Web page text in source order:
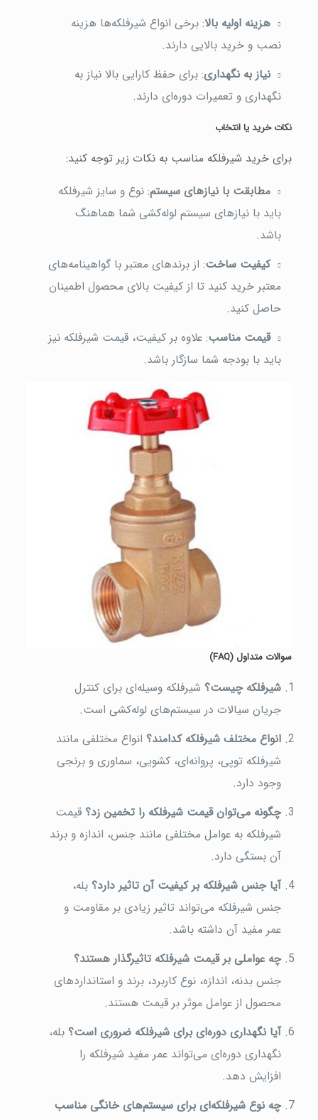
هزینه اولیه بالا: برخی انواع شیرفلکه‌ها هزینه
نصب و خرید بالایی دارند.
نیاز به نگهداری: برای حفظ کارایی بالا نیاز به
نگهداری و تعمیرات دوره‌ای دارند.
نکات خرید یا انتخاب
برای خرید شیرفلکه مناسب به نکات زیر توجه کنید:
مطابقت با نیازهای سیستم: نوع و سایز شیرفلکه
باید با نیازهای سیستم لوله‌کشی شما هماهنگ
باشد.
کیفیت ساخت: از برندهای معتبر با گواهینامه‌های
معتبر خرید کنید تا از کیفیت بالای محصول اطمینان
حاصل کنید.
قیمت مناسب: علاوه بر کیفیت، قیمت شیرفلکه نیز
باید با بودجه شما سازگار باشد.
سوالات متداول (FAQ)
شیرفلکه چیست؟شیرفلکه وسیله‌ای برای کنترل
جریان سیالات در سیستم‌های لوله‌کشی است.
انواع مختلف شیرفلکه کدامند؟انواع مختلفی مانند
شیرفلکه توپی، پروانه‌ای، کشویی، سماوری و برنجی
وجود دارد.
چگونه می‌توان قیمت شیرفلکه را تخمین زد؟قیمت
شیرفلکه به عوامل مختلفی مانند جنس، اندازه و برند
آن بستگی دارد.
آیا جنس شیرفلکه بر کیفیت آن تاثیر دارد؟بله،
جنس شیرفلکه می‌تواند تاثیر زیادی بر مقاومت و
عمر مفید آن داشته باشد.
چه عواملی بر قیمت شیرفلکه تاثیرگذار هستند؟
جنس بدنه، اندازه، نوع کاربرد، برند و استانداردهای
محصول از عوامل موثر بر قیمت هستند.
آیا نگهداری دوره‌ای برای شیرفلکه ضروری است؟بله،
نگهداری دوره‌ای می‌تواند عمر مفید شیرفلکه را
افزایش دهد.
چه نوع شیرفلکه‌ای برای سیستم‌های خانگی مناسب